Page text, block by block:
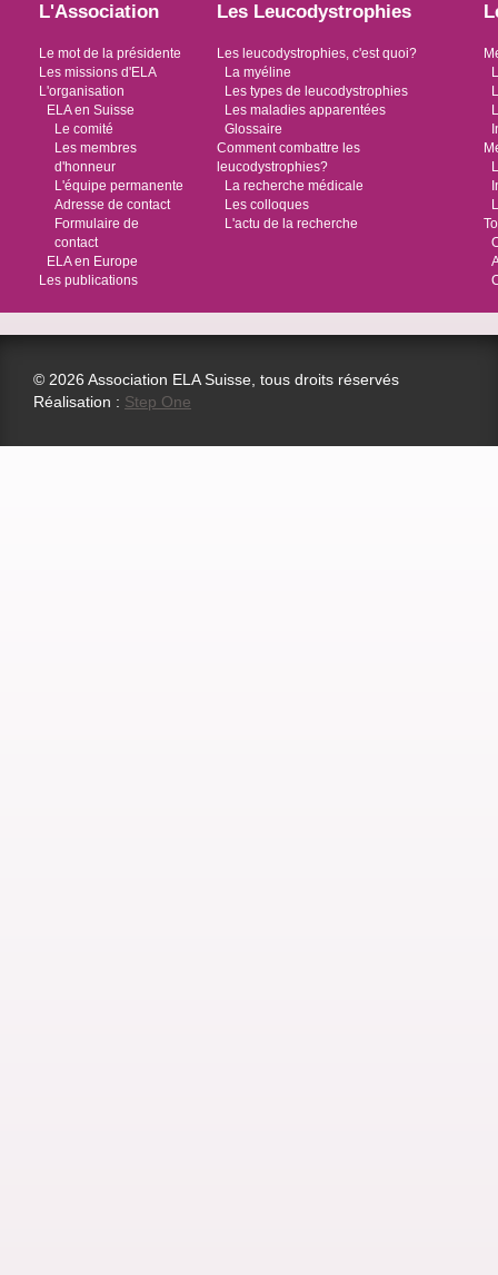
L'Association
Le mot de la présidente
Les missions d'ELA
L'organisation
ELA en Suisse
Le comité
Les membres
d'honneur
L'équipe permanente
Adresse de contact
Formulaire de
contact
ELA en Europe
Les publications
Les Leucodystrophies
Les leucodystrophies, c'est quoi?
La myéline
Les types de leucodystrophies
Les maladies apparentées
Glossaire
Comment combattre les
leucodystrophies?
La recherche médicale
Les colloques
L'actu de la recherche
© 2026 Association ELA Suisse, tous droits réservés
Réalisation : Step One